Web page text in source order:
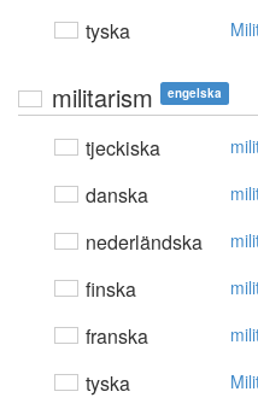
tyska
militarism engelska
tjeckiska
danska
nederländska
finska
franska
tyska